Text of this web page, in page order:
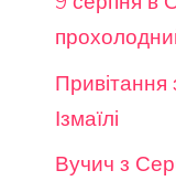
Привітання
Ізмаїлі
Вучич з